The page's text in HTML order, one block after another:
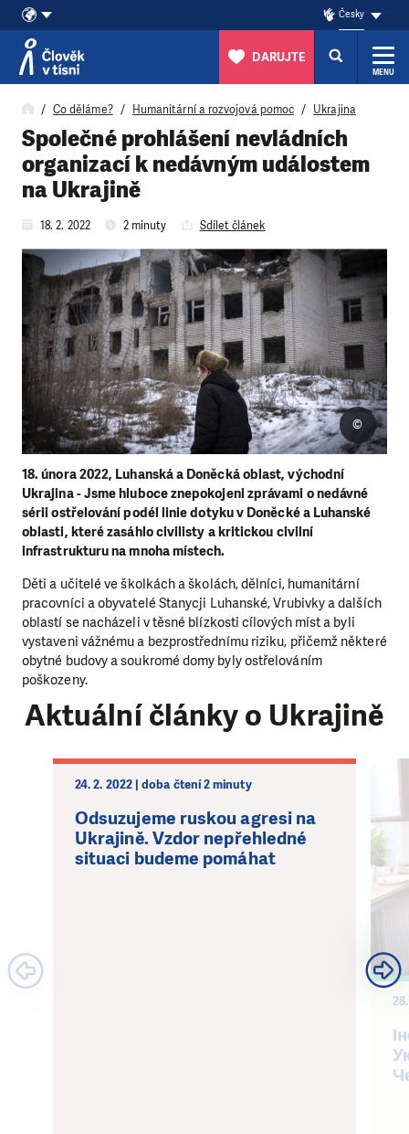
Přeskočit na obsah
Česky
DARUJTE
MENU
Co děláme? Humanitární a rozvojová pomoc Ukrajina
Společné prohlášení nevládních
organizací k nedávným událostem
na Ukrajině
18. 2. 2022 2 minuty Sdílet článek
18. února 2022, Luhanská a Doněcká oblast, východní
Ukrajina - Jsme hluboce znepokojeni zprávami o nedávné
sérii ostřelování podél linie dotyku v Doněcké a Luhanské
oblasti, které zasáhlo civilisty a kritickou civilní
infrastrukturu na mnoha místech.
©
Děti a učitelé ve školkách a školách, dělníci, humanitární
pracovníci a obyvatelé Stanycji Luhanské, Vrubivky a dalších
oblastí se nacházeli v těsné blízkosti cílových míst a byli
vystaveni vážnému a bezprostřednímu riziku, přičemž některé
obytné budovy a soukromé domy byly ostřelováním
poškozeny.
Aktuální články o Ukrajině
24. 2. 2022 | doba čtení 2 minuty
Odsuzujeme ruskou agresi na
Ukrajině. Vzdor nepřehledné
situaci budeme pomáhat